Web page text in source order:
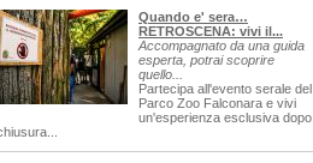
Quando e' sera…
RETROSCENA: vivi il...
Accompagnato da una guida
esperta, potrai scoprire
quello...
Partecipa all'evento serale del
Parco Zoo Falconara e vivi
un'esperienza esclusiva dopo